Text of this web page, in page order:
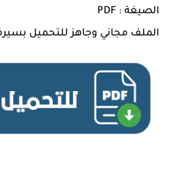
الصيغة : PDF
الملف مجاني وجاهز للتحميل